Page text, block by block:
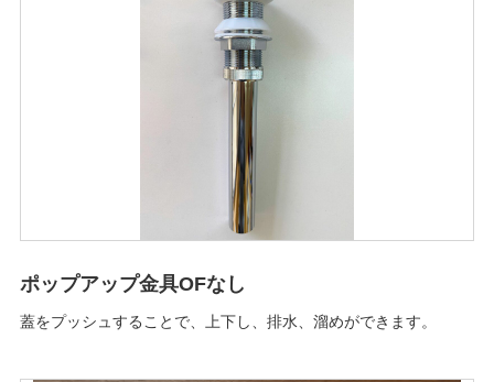
ポップアップ金具OFなし
蓋をプッシュすることで、上下し、排水、溜めができます。